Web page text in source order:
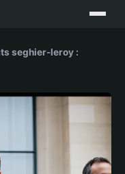
seghier-leroy :